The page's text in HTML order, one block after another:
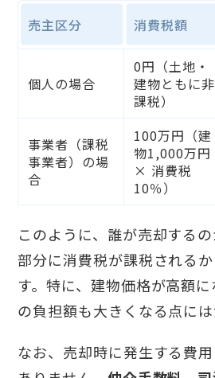
売主区分 消費税額
個人の場合
0円（土地・
建物ともに非
課税）
事業者（課税
事業者）の場
合
100万円（建
物1,000万円
× 消費税
10％）
このように、誰が売却する
部分に消費税が課税される
す。特に、建物価格が高額
の負担額も大きくなる点には
なお、売却時に発生する費